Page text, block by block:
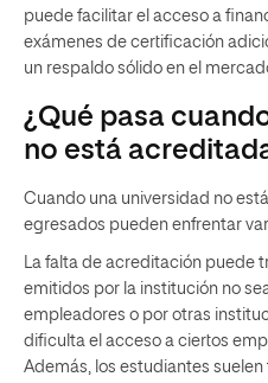
puede facilitar el acceso a
exámenes de certificación
un respaldo sólido en el
¿Qué pasa
no está
Cuando una universidad no
egresados pueden enfrentar
La falta de acreditación puede
emitidos por la institución no
empleadores o por otras
dificulta el acceso a ciertos
Además, los estudiantes